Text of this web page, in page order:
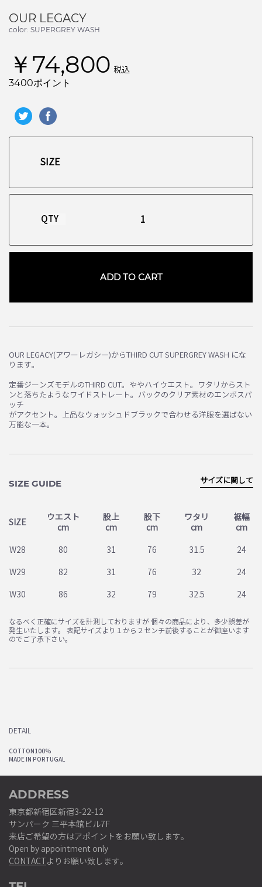
OUR LEGACY
color: SUPERGREY WASH
￥74,800 税込
3400ポイント
QTY
ADD TO CART
OUR LEGACY(アワーレガシー)からTHIRD CUT SUPERGREY WASH にな
ります。
定番ジーンズモデルのTHIRD CUT。ややハイウエスト。ワタリからスト
ンと落ちたようなワイドストレート。バックのクリア素材のエンボスパ
ッチ
がアクセント。上品なウォッシュドブラックで合わせる洋服を選ばない
万能な一本。
SIZE GUIDE
SIZE
ウエスト
cm
股上
cm
股下
cm
ワタリ
cm
裾幅
cm
W28 80 31 76 31.5 24
W29 82 31 76 32 24
W30 86 32 79 32.5 24
サイズに関して
なるべく正確にサイズを計測しておりますが 個々の商品により、多少誤差が
発生いたします。 表記サイズより１から２センチ前後することが御座います
のでご了承下さい。
DETAIL
COTTON100%
MADE IN PORTUGAL
ADDRESS
東京都新宿区新宿3-22-12
サンパーク 三平本館ビル7F
来店ご希望の方はアポイントをお願い致します。
Open by appointment only
CONTACTよりお願い致します。